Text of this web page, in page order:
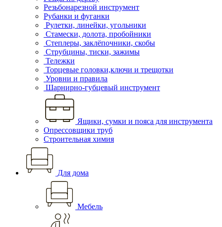
Резьбонарезной инструмент
Рубанки и фуганки
Рулетки, линейки, угольники
Стамески, долота, пробойники
Степлеры, заклёпочники, скобы
Струбцины, тиски, зажимы
Тележки
Торцевые головки,ключи и трещотки
Уровни и правила
Шарнирно-губцевый инструмент
Ящики, сумки и пояса для инструмента
Опрессовщики труб
Строительная химия
Для дома
Мебель